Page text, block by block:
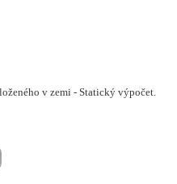
v zemi - Statický výpočet.